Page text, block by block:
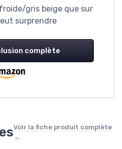
gris beige que sur
surprendre
complète
Voir la fiche produit complète
→